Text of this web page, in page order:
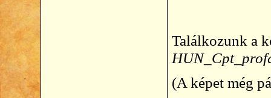
Találkozunk a
(A képet még